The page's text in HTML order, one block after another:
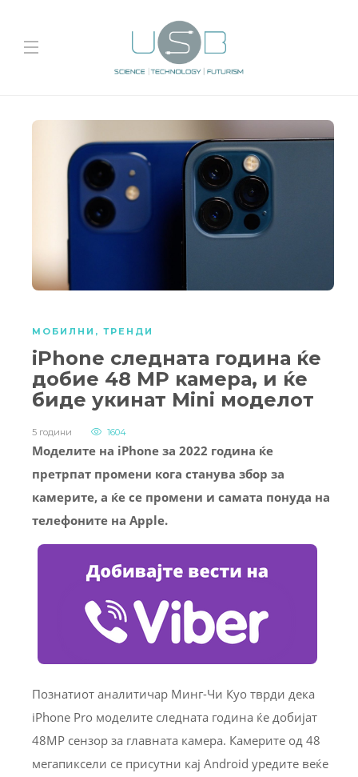
МОБИЛНИ , ТРЕНДИ
iPhone следната година ќе
добие 48 MP камера, и ќе
биде укинат Mini моделот
5 години 1604
Моделите на iPhone за 2022 година ќе
претрпат промени кога станува збор за
камерите, а ќе се промени и самата понуда на
телефоните на Apple.
Познатиот аналитичар Минг-Чи Куо тврди дека
iPhone Pro моделите следната година ќе добијат
48MP сензор за главната камера. Камерите од 48
мегапиксели се присутни кај Android уредите веќе